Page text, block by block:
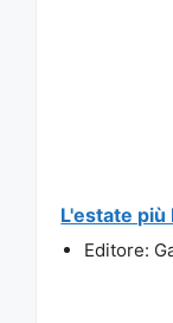
L'estate più
Editore: